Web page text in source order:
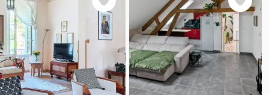
Favoris Favoris